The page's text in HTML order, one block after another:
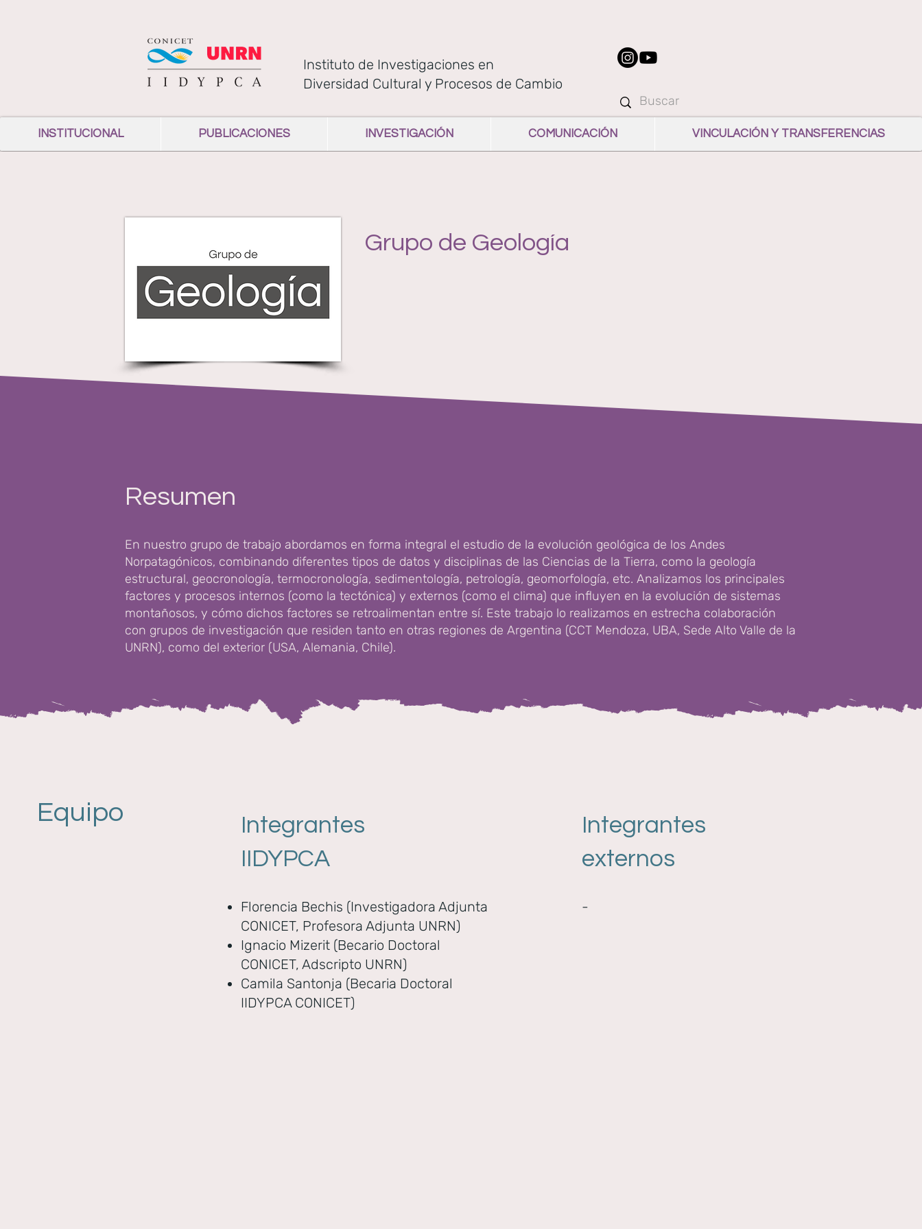
Instituto de Investigaciones en
Diversidad Cultural y Procesos de Cambio
INSTITUCIONAL PUBLICACIONES INVESTIGACIÓN COMUNICACIÓN VINCULACIÓN Y TRANSFERENCIAS
Grupo de Geología
Resumen
En nuestro grupo de trabajo abordamos en forma integral el estudio de la evolución geológica de los Andes
Norpatagónicos, combinando diferentes tipos de datos y disciplinas de las Ciencias de la Tierra, como la geología
estructural, geocronología, termocronología, sedimentología, petrología, geomorfología, etc. Analizamos los principales
factores y procesos internos (como la tectónica) y externos (como el clima) que influyen en la evolución de sistemas
montañosos, y cómo dichos factores se retroalimentan entre sí. Este trabajo lo realizamos en estrecha colaboración
con grupos de investigación que residen tanto en otras regiones de Argentina (CCT Mendoza, UBA, Sede Alto Valle de la
UNRN), como del exterior (USA, Alemania, Chile).
Equipo
Integrantes
IIDYPCA
Florencia Bechis (Investigadora Adjunta
CONICET, Profesora Adjunta UNRN)
Ignacio Mizerit (Becario Doctoral
CONICET, Adscripto UNRN)
Camila Santonja (Becaria Doctoral
IIDYPCA CONICET)
Integrantes
externos
-